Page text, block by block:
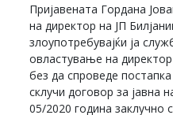
Пријавената Гордана
на директор на ЈП
злоупотребувајќи ја
овластување на
без да спроведе
склучи договор за јавна
05/2020 година заклучно